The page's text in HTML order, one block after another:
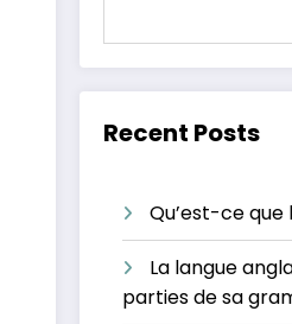
Recent Posts
Qu’est-ce
La langue
parties de sa